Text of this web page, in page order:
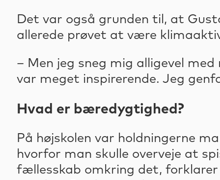
Det var også grunden til, at
allerede prøvet at være
– Men jeg sneg mig alligevel
var meget inspirerende. Jeg
Hvad er bæredygtighed?
På højskolen var holdningerne
hvorfor man skulle overveje at
fællesskab omkring det,